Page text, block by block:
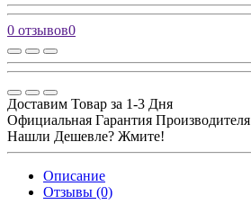
0 отзывов0
Доставим Товар за 1-3 Дня
Официальная Гарантия Производителя
Нашли Дешевле? Жмите!
Описание
Отзывы (0)